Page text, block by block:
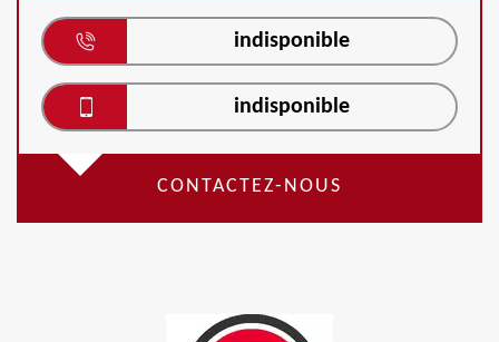
indisponible
indisponible
CONTACTEZ-NOUS